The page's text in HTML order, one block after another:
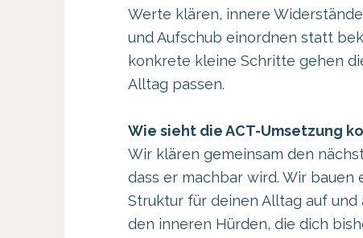
Werte klären, innere
und Aufschub einordnen statt
konkrete kleine Schritte gehen
Alltag passen.
Wie sieht die ACT-Umsetzung
Wir klären gemeinsam den
dass er machbar wird. Wir bauen
Struktur für deinen Alltag auf
den inneren Hürden, die dich